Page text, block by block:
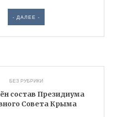
- ДАЛЕЕ -
БЕЗ РУБРИКИ
состав Президиума
Совета Крыма